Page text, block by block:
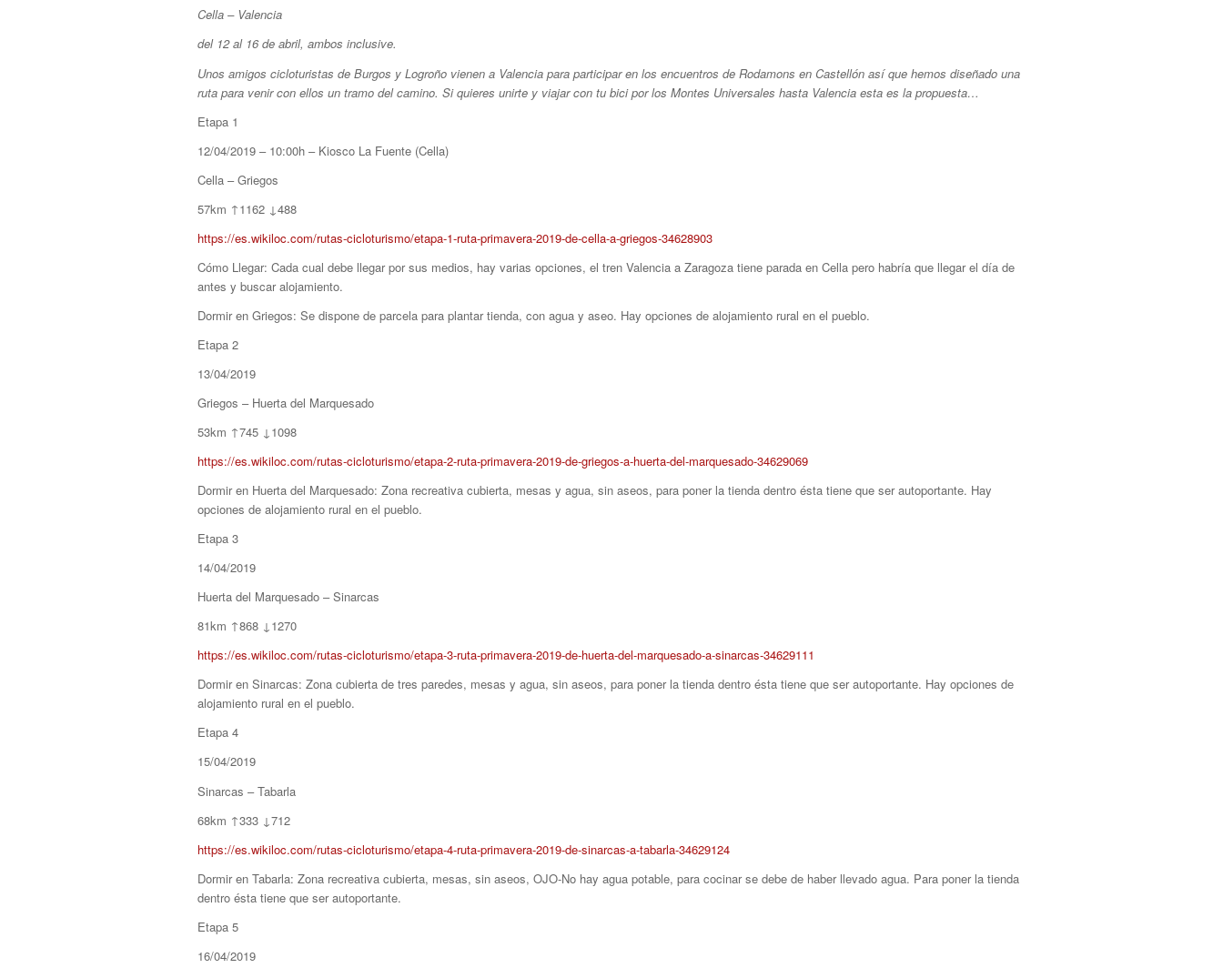
Cella – Valencia
del 12 al 16 de abril, ambos inclusive.
Unos amigos cicloturistas de Burgos y Logroño vienen a Valencia para participar en los encuentros de Rodamons en Castellón así que hemos diseñado una
ruta para venir con ellos un tramo del camino. Si quieres unirte y viajar con tu bici por los Montes Universales hasta Valencia esta es la propuesta…
Etapa 1
12/04/2019 – 10:00h – Kiosco La Fuente (Cella)
Cella – Griegos
57km ↑1162 ↓488
https://es.wikiloc.com/rutas-cicloturismo/etapa-1-ruta-primavera-2019-de-cella-a-griegos-34628903
Cómo Llegar: Cada cual debe llegar por sus medios, hay varias opciones, el tren Valencia a Zaragoza tiene parada en Cella pero habría que llegar el día de
antes y buscar alojamiento.
Dormir en Griegos: Se dispone de parcela para plantar tienda, con agua y aseo. Hay opciones de alojamiento rural en el pueblo.
Etapa 2
13/04/2019
Griegos – Huerta del Marquesado
53km ↑745 ↓1098
https://es.wikiloc.com/rutas-cicloturismo/etapa-2-ruta-primavera-2019-de-griegos-a-huerta-del-marquesado-34629069
Dormir en Huerta del Marquesado: Zona recreativa cubierta, mesas y agua, sin aseos, para poner la tienda dentro ésta tiene que ser autoportante. Hay
opciones de alojamiento rural en el pueblo.
Etapa 3
14/04/2019
Huerta del Marquesado – Sinarcas
81km ↑868 ↓1270
https://es.wikiloc.com/rutas-cicloturismo/etapa-3-ruta-primavera-2019-de-huerta-del-marquesado-a-sinarcas-34629111
Dormir en Sinarcas: Zona cubierta de tres paredes, mesas y agua, sin aseos, para poner la tienda dentro ésta tiene que ser autoportante. Hay opciones de
alojamiento rural en el pueblo.
Etapa 4
15/04/2019
Sinarcas – Tabarla
68km ↑333 ↓712
https://es.wikiloc.com/rutas-cicloturismo/etapa-4-ruta-primavera-2019-de-sinarcas-a-tabarla-34629124
Dormir en Tabarla: Zona recreativa cubierta, mesas, sin aseos, OJO-No hay agua potable, para cocinar se debe de haber llevado agua. Para poner la tienda
dentro ésta tiene que ser autoportante.
Etapa 5
16/04/2019